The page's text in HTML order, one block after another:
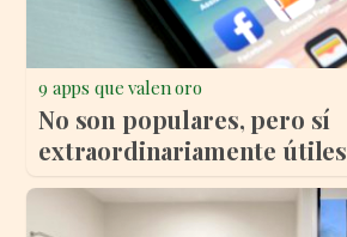
9 apps que valen oro
No son populares, pero sí
extraordinariamente útiles